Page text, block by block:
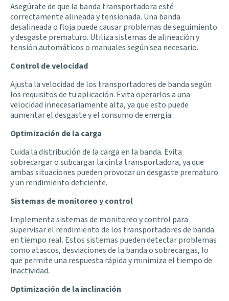
Asegúrate de que la banda transportadora esté
correctamente alineada y tensionada. Una banda
desalineada o floja puede causar problemas de seguimiento
y desgaste prematuro. Utiliza sistemas de alineación y
tensión automáticos o manuales según sea necesario.
Control de velocidad
Ajusta la velocidad de los transportadores de banda según
los requisitos de tu aplicación. Evita operarlos a una
velocidad innecesariamente alta, ya que esto puede
aumentar el desgaste y el consumo de energía.
Optimización de la carga
Cuida la distribución de la carga en la banda. Evita
sobrecargar o subcargar la cinta transportadora, ya que
ambas situaciones pueden provocar un desgaste prematuro
y un rendimiento deficiente.
Sistemas de monitoreo y control
Implementa sistemas de monitoreo y control para
supervisar el rendimiento de los transportadores de banda
en tiempo real. Estos sistemas pueden detectar problemas
como atascos, desviaciones de la banda o sobrecargas, lo
que permite una respuesta rápida y minimiza el tiempo de
inactividad.
Optimización de la inclinación